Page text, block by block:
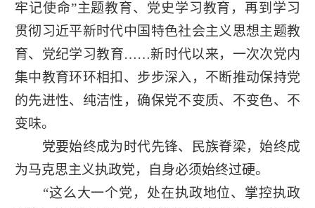
牢记使命”主题教育、党史学习教育，再到学习
贯彻习近平新时代中国特色社会主义思想主题教
育、党纪学习教育……新时代以来，一次次党内
集中教育环环相扣、步步深入，不断推动保持党
的先进性、纯洁性，确保党不变质、不变色、不
变味。
党要始终成为时代先锋、民族脊梁，始终成
为马克思主义执政党，自身必须始终过硬。
“这么大一个党，处在执政地位、掌控执政